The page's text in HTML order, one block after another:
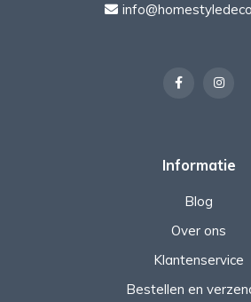
Informatie
Blog
Over ons
Klantenservice
Bestellen en